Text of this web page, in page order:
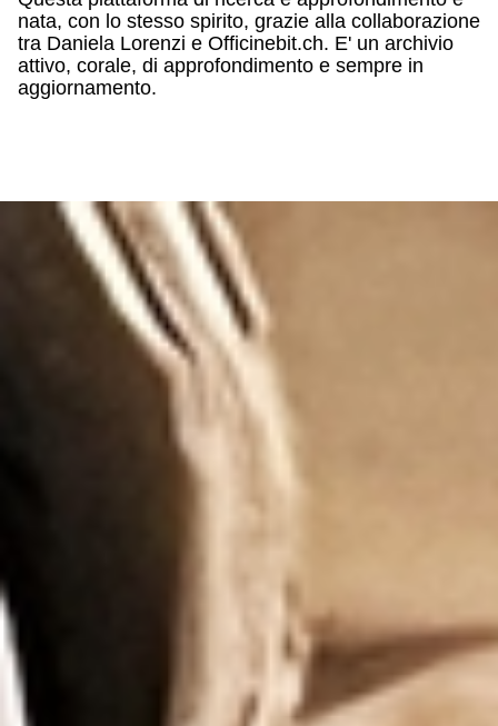
nata, con lo stesso spirito, grazie alla collaborazione
tra Daniela Lorenzi e Officinebit.ch. E' un archivio
attivo, corale, di approfondimento e sempre in
aggiornamento.